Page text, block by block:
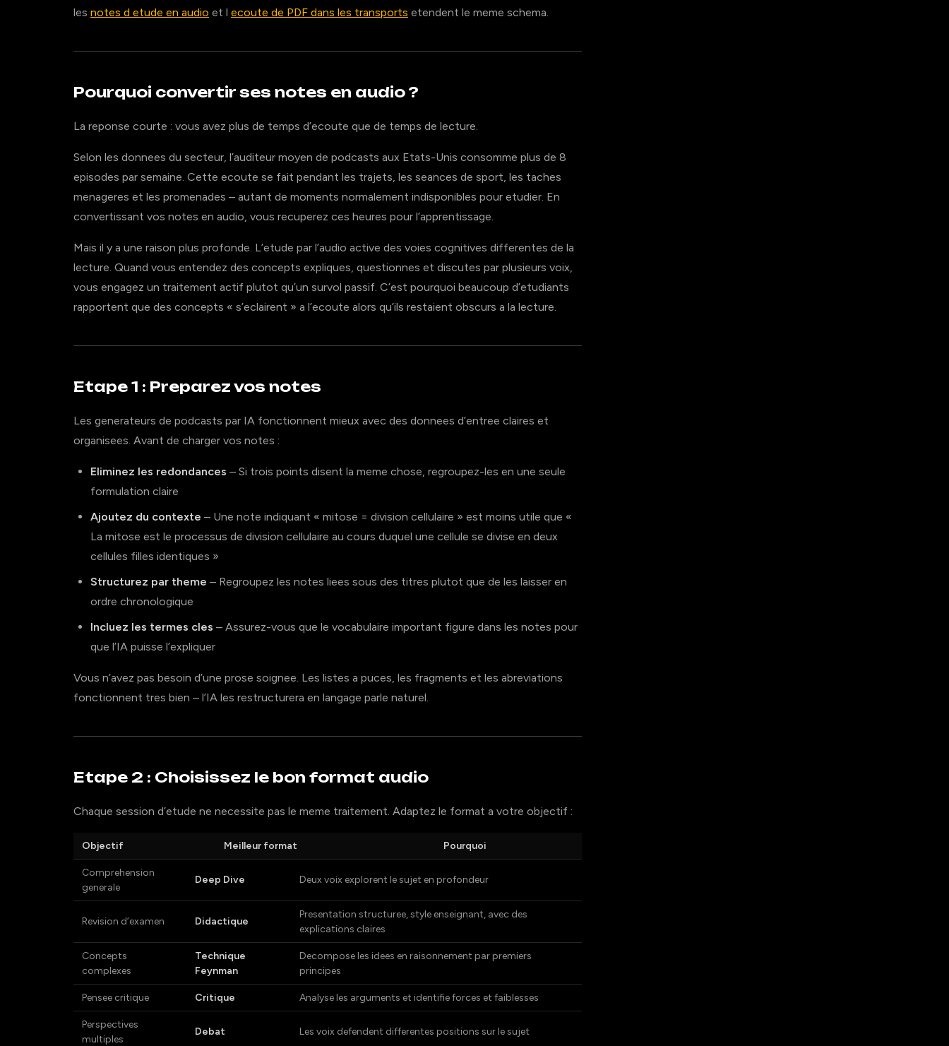
les notes d etude en audio et l ecoute de PDF dans les transports etendent le meme schema.
Pourquoi convertir ses notes en audio ?
La reponse courte : vous avez plus de temps d’ecoute que de temps de lecture.
Selon les donnees du secteur, l’auditeur moyen de podcasts aux Etats-Unis consomme plus de 8
episodes par semaine. Cette ecoute se fait pendant les trajets, les seances de sport, les taches
menageres et les promenades – autant de moments normalement indisponibles pour etudier. En
convertissant vos notes en audio, vous recuperez ces heures pour l’apprentissage.
Mais il y a une raison plus profonde. L’etude par l’audio active des voies cognitives differentes de la
lecture. Quand vous entendez des concepts expliques, questionnes et discutes par plusieurs voix,
vous engagez un traitement actif plutot qu’un survol passif. C’est pourquoi beaucoup d’etudiants
rapportent que des concepts « s’eclairent » a l’ecoute alors qu’ils restaient obscurs a la lecture.
Etape 1 : Preparez vos notes
Les generateurs de podcasts par IA fonctionnent mieux avec des donnees d’entree claires et
organisees. Avant de charger vos notes :
Eliminez les redondances – Si trois points disent la meme chose, regroupez-les en une seule
formulation claire
Ajoutez du contexte – Une note indiquant « mitose = division cellulaire » est moins utile que «
La mitose est le processus de division cellulaire au cours duquel une cellule se divise en deux
cellules filles identiques »
Structurez par theme – Regroupez les notes liees sous des titres plutot que de les laisser en
ordre chronologique
Incluez les termes cles – Assurez-vous que le vocabulaire important figure dans les notes pour
que l’IA puisse l’expliquer
Vous n’avez pas besoin d’une prose soignee. Les listes a puces, les fragments et les abreviations
fonctionnent tres bien – l’IA les restructurera en langage parle naturel.
Etape 2 : Choisissez le bon format audio
Chaque session d’etude ne necessite pas le meme traitement. Adaptez le format a votre objectif :
Objectif Meilleur format Pourquoi
Comprehension
generale
Deep Dive Deux voix explorent le sujet en profondeur
Revision d’examen Didactique
Presentation structuree, style enseignant, avec des
explications claires
Concepts
complexes
Technique
Feynman
Decompose les idees en raisonnement par premiers
principes
Pensee critique Critique Analyse les arguments et identifie forces et faiblesses
Perspectives
multiples
Debat Les voix defendent differentes positions sur le sujet